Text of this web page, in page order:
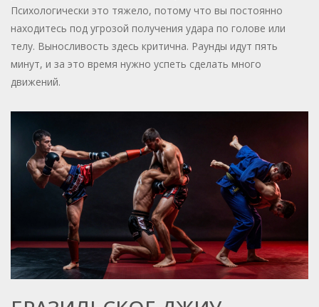
Психологически это тяжело, потому что вы постоянно
находитесь под угрозой получения удара по голове или
телу. Выносливость здесь критична. Раунды идут пять
минут, и за это время нужно успеть сделать много
движений.